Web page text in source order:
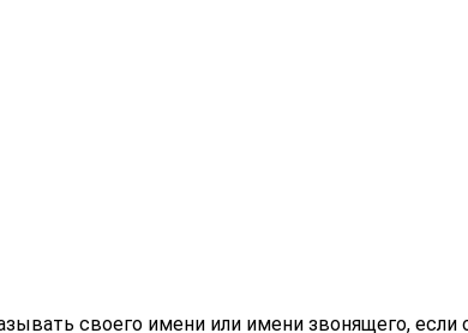
своего имени или имени звонящего, если